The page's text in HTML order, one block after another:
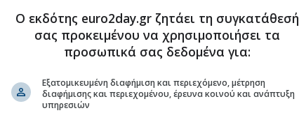
υλών όσο και τα αποθέματα ετοίμων προϊόντων
των νέων παραγγελιών ενίσχυσε τις
δυναμικότητας, οδηγώντας σε
Ο ρυθμός δημιουργίας νέων θέσεων
τελευταίων τεσσάρων μηνών. Παρά ταύτα, ο
επέστρεψε σε ανοδική πορεία. Μετά τη μικρή
Ο εκδότης euro2day.gr ζητάει τη συγκατάθεσή
σας προκειμένου να χρησιμοποιήσει τα
προσωπικά σας δεδομένα για:
Εξατομικευμένη διαφήμιση και περιεχόμενο, μέτρηση
διαφήμισης και περιεχομένου, έρευνα κοινού και ανάπτυξη
υπηρεσιών